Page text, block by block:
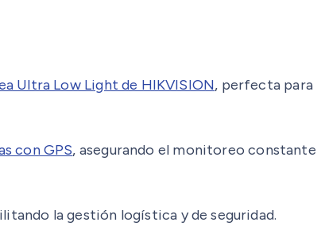
Ultra Low Light de HIKVISION, perfecta para
con GPS, asegurando el monitoreo constante
la gestión logística y de seguridad.